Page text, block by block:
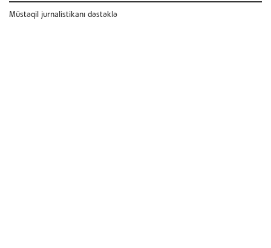
Müstəqil jurnalistikanı dəstəklə